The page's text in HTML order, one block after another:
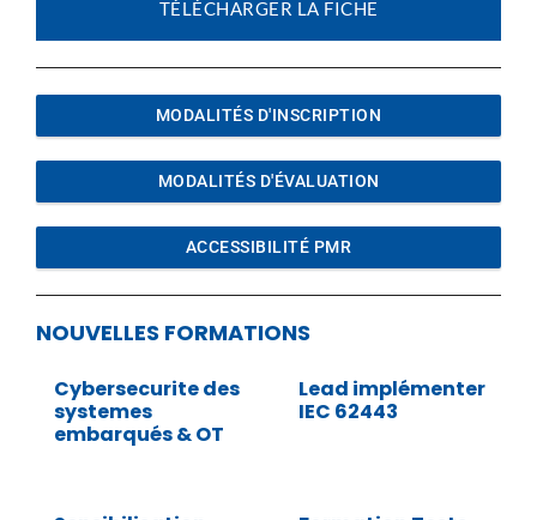
TÉLÉCHARGER LA FICHE
MODALITÉS D'INSCRIPTION
MODALITÉS D'ÉVALUATION
ACCESSIBILITÉ PMR
NOUVELLES FORMATIONS
Cybersecurite des
systemes
embarqués & OT
Lead implémenter
IEC 62443